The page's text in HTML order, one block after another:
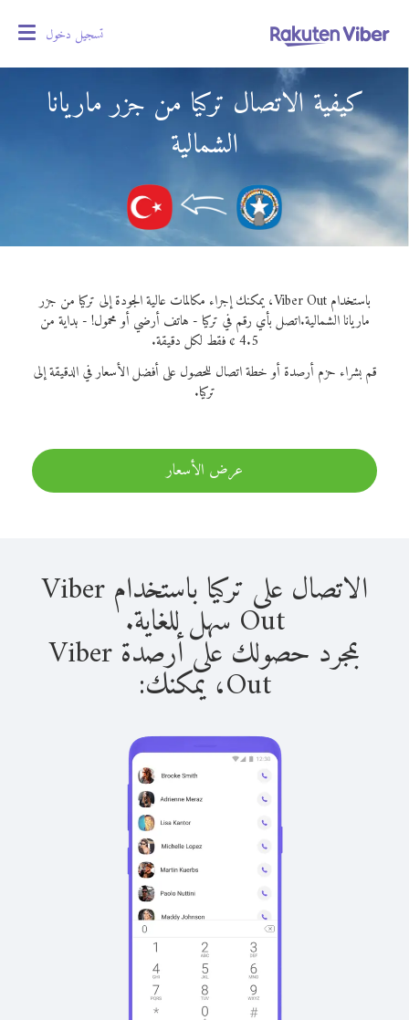
تسجيل دخول
كيفية الاتصال تركيا من جزر ماريانا
الشمالية
باستخدام Viber Out، يمكنك إجراء مكالمات عالية الجودة إلى تركيا من جزر
ماريانا الشمالية.اتصل بأي رقم في تركيا - هاتف أرضي أو محمول! - بداية من
4.5 ¢ فقط لكل دقيقة.
قم بشراء حزم أرصدة أو خطة اتصال للحصول على أفضل الأسعار في الدقيقة إلى
تركيا.
عرض الأسعار
الاتصال على تركيا باستخدام Viber
Out سهل للغاية.
بمجرد حصولك على أرصدة Viber
Out، يمكنك: